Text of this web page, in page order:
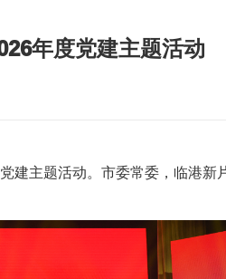
年度党建主题活动
建主题活动。市委常委，临港新